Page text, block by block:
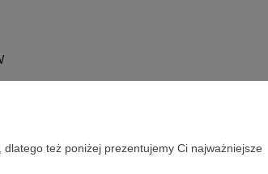
też poniżej prezentujemy Ci najważniejsze